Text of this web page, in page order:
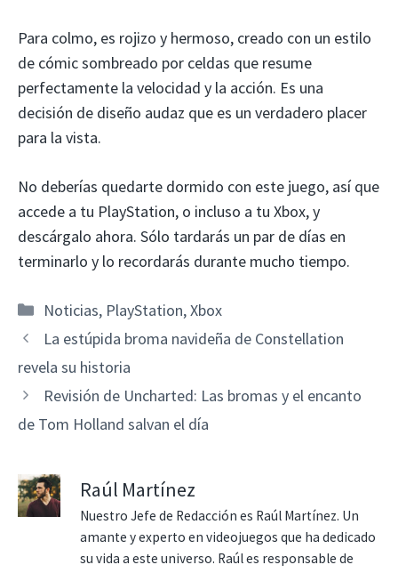
Para colmo, es rojizo y hermoso, creado con un estilo
de cómic sombreado por celdas que resume
perfectamente la velocidad y la acción. Es una
decisión de diseño audaz que es un verdadero placer
para la vista.
No deberías quedarte dormido con este juego, así que
accede a tu PlayStation, o incluso a tu Xbox, y
descárgalo ahora. Sólo tardarás un par de días en
terminarlo y lo recordarás durante mucho tiempo.
Categorías
Noticias, PlayStation,Xbox
La estúpida broma navideña de Constellation
revela su historia
Revisión de Uncharted: Las bromas y el encanto
de Tom Holland salvan el día
Raúl Martínez
Nuestro Jefe de Redacción es Raúl Martínez. Un
amante y experto en videojuegos que ha dedicado
su vida a este universo. Raúl es responsable de